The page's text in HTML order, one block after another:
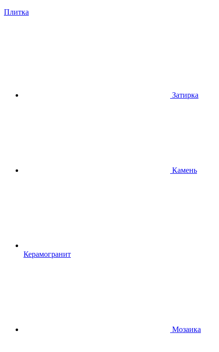
Плитка
Затирка
Камень
Керамогранит
Мозаика